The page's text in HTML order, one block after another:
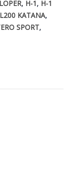
, H-1, H-1
L200 KATANA,
SPORT,